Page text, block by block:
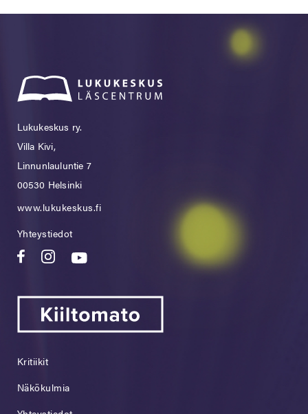
Lukukeskus ry.
Villa Kivi,
Linnunlauluntie 7
00530 Helsinki
www.lukukeskus.fi
Yhteystiedot
Kritiikit
Näkökulmia